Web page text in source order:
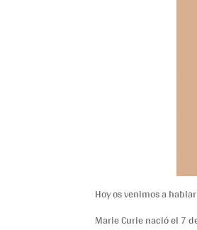
Hoy os venimos a
Marie Curie nació el 7